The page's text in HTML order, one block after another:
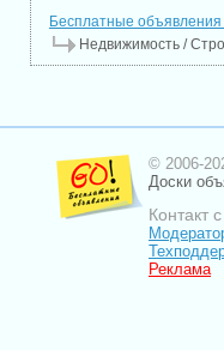
Бесплатные объявления
Недвижимость /
© 2006-
Доски
Контакт
Реклама